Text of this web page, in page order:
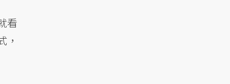
看
，